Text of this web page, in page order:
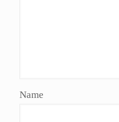
Name